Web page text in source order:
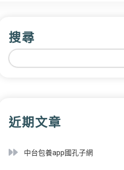
搜尋
近期文章
中台包養app國孔子網